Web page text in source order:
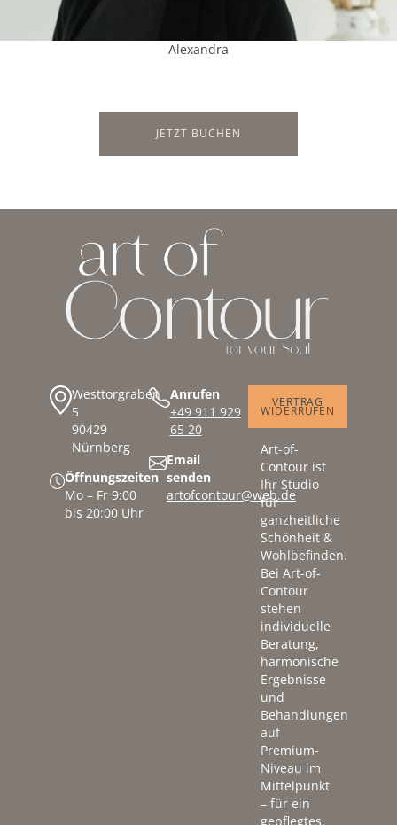
Alexandra
JETZT BUCHEN
Westtorgraben
5
90429
Nürnberg
Öffnungszeiten
Mo – Fr 9:00
bis 20:00 Uhr
Anrufen
+49 911 929
65 20
Email
senden
artofcontour@web.de
VERTRAG
WIDERRUFEN
Art-of-
Contour ist
Ihr Studio
für
ganzheitliche
Schönheit &
Wohlbefinden.
Bei Art-of-
Contour
stehen
individuelle
Beratung,
harmonische
Ergebnisse
und
Behandlungen
auf
Premium-
Niveau im
Mittelpunkt
– für ein
gepflegtes,